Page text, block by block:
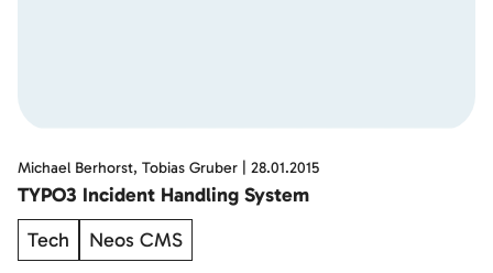
Michael Berhorst, Tobias Gruber 28.01.2015
TYPO3 Incident Handling System
Tech
Neos CMS